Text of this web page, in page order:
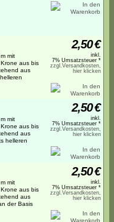
mit
aus bis
aus
2,50€
inkl.
7% Umsatzsteuer *
zzgl.Versandkosten,
hier klicken
mit
aus bis
aus
helleren
2,50€
inkl.
7% Umsatzsteuer *
zzgl.Versandkosten,
hier klicken
mit
aus bis
aus
der Basis
2,50€
inkl.
7% Umsatzsteuer *
zzgl.Versandkosten,
hier klicken